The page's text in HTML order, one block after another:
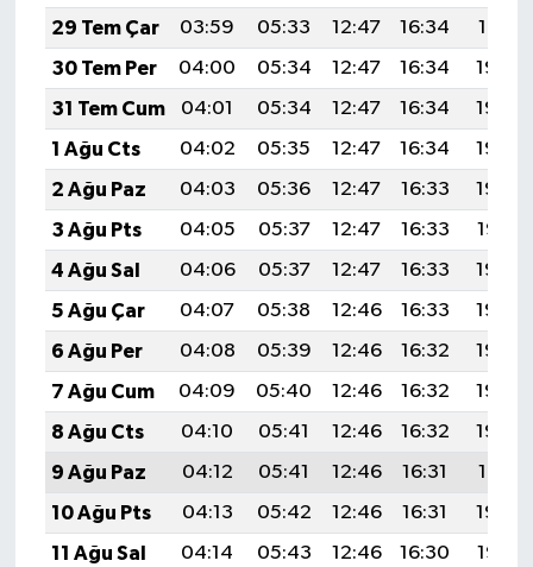
29 Tem Çar
03:59 05:33 12:47 16:34
19:51
30 Tem Per
04:00 05:34 12:47 16:34
19:50
31 Tem Cum
04:01 05:34 12:47 16:34
19:49
1 Ağu Cts
04:02 05:35 12:47 16:34
19:49
2 Ağu Paz
04:03 05:36 12:47 16:33
19:48
3 Ağu Pts
04:05 05:37 12:47 16:33
19:47
4 Ağu Sal
04:06 05:37 12:47 16:33
19:46
5 Ağu Çar
04:07 05:38 12:46 16:33
19:45
6 Ağu Per
04:08 05:39 12:46 16:32
19:44
7 Ağu Cum
04:09 05:40 12:46 16:32
19:43
8 Ağu Cts
04:10 05:41 12:46 16:32
19:42
9 Ağu Paz
04:12 05:41 12:46 16:31
19:41
10 Ağu Pts
04:13 05:42 12:46 16:31
19:39
11 Ağu Sal
04:14 05:43 12:46 16:30
19:38